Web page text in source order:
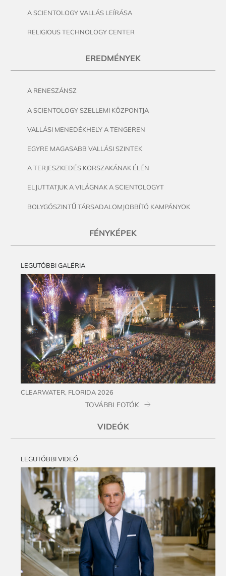
A SCIENTOLOGY VALLÁS LEÍRÁSA
RELIGIOUS TECHNOLOGY CENTER
EREDMÉNYEK
A RENESZÁNSZ
A SCIENTOLOGY SZELLEMI KÖZPONTJA
VALLÁSI MENEDÉKHELY A TENGEREN
EGYRE MAGASABB VALLÁSI SZINTEK
A TERJESZKEDÉS KORSZAKÁNAK ÉLÉN
ELJUTTATJUK A VILÁGNAK A SCIENTOLOGYT
BOLYGÓSZINTŰ TÁRSADALOMJOBBÍTÓ KAMPÁNYOK
FÉNYKÉPEK
LEGUTÓBBI GALÉRIA
CLEARWATER, FLORIDA 2026
TOVÁBBI FOTÓK
VIDEÓK
LEGUTÓBBI VIDEÓ